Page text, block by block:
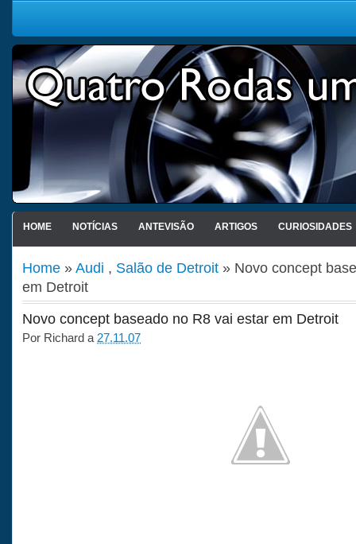
HOME NOTÍCIAS ANTEVISÃO ARTIGOS CURIOSIDADES
Home »Audi , Salão de Detroit » Novo concept
em Detroit
Novo concept baseado no R8 vai estar em Detroit
Por Richard a 27.11.07